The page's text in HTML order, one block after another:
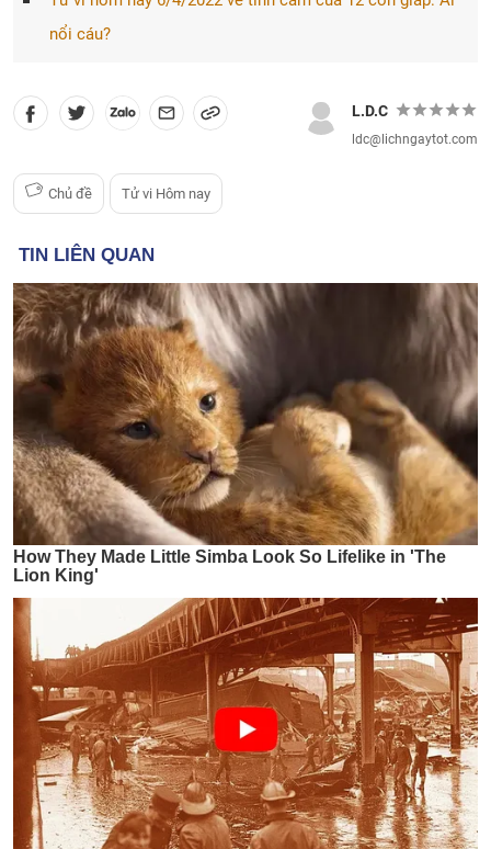
nổi cáu?
L.D.C
ldc@lichngaytot.com
Chủ đề Tử vi Hôm nay